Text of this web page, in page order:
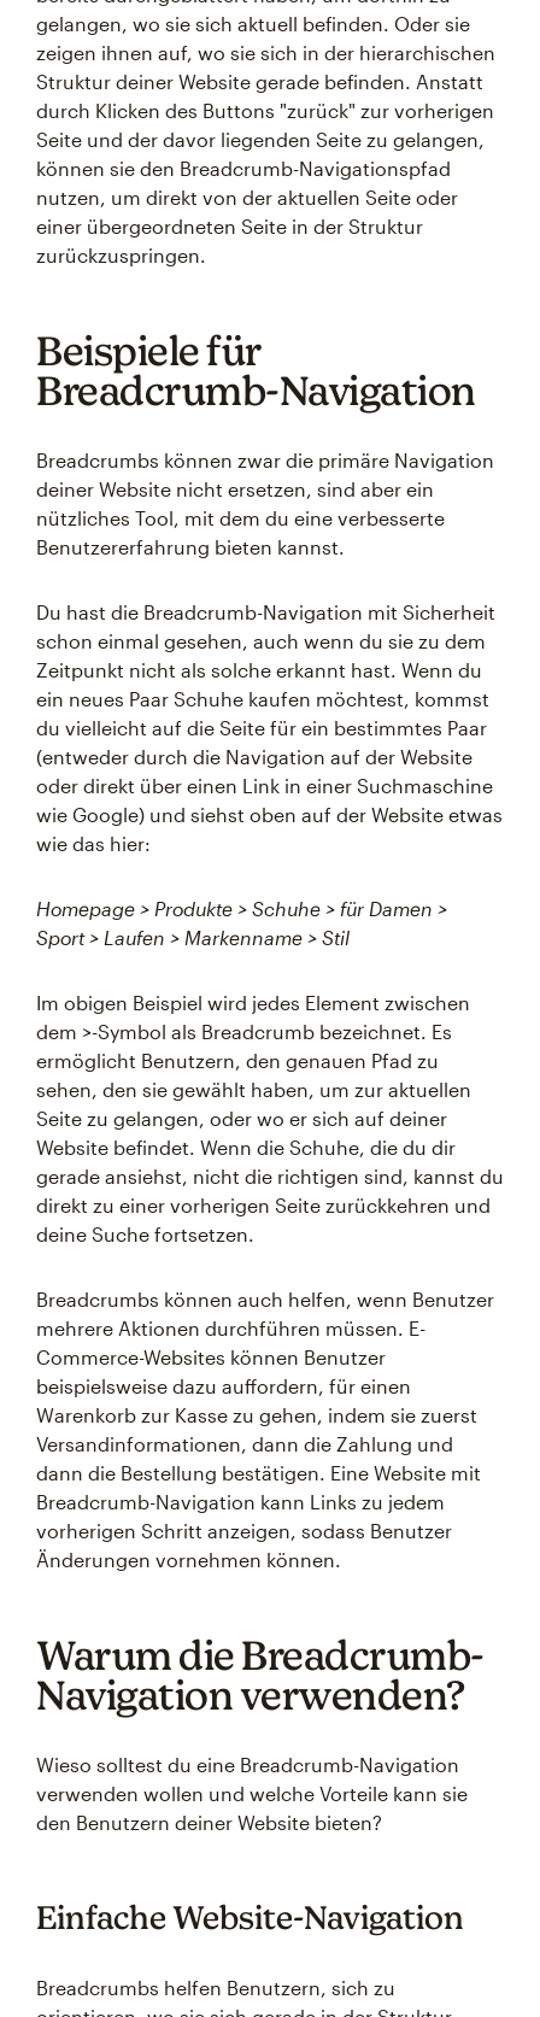
gelangen, wo sie sich aktuell befinden. Oder sie
zeigen ihnen auf, wo sie sich in der hierarchischen
Struktur deiner Website gerade befinden. Anstatt
durch Klicken des Buttons "zurück" zur vorherigen
Seite und der davor liegenden Seite zu gelangen,
können sie den Breadcrumb-Navigationspfad
nutzen, um direkt von der aktuellen Seite oder
einer übergeordneten Seite in der Struktur
zurückzuspringen.
Beispiele für
Breadcrumb-Navigation
Breadcrumbs können zwar die primäre Navigation
deiner Website nicht ersetzen, sind aber ein
nützliches Tool, mit dem du eine verbesserte
Benutzererfahrung bieten kannst.
Du hast die Breadcrumb-Navigation mit Sicherheit
schon einmal gesehen, auch wenn du sie zu dem
Zeitpunkt nicht als solche erkannt hast. Wenn du
ein neues Paar Schuhe kaufen möchtest, kommst
du vielleicht auf die Seite für ein bestimmtes Paar
(entweder durch die Navigation auf der Website
oder direkt über einen Link in einer Suchmaschine
wie Google) und siehst oben auf der Website etwas
wie das hier:
Homepage > Produkte > Schuhe > für Damen >
Sport > Laufen > Markenname > Stil
Im obigen Beispiel wird jedes Element zwischen
dem >-Symbol als Breadcrumb bezeichnet. Es
ermöglicht Benutzern, den genauen Pfad zu
sehen, den sie gewählt haben, um zur aktuellen
Seite zu gelangen, oder wo er sich auf deiner
Website befindet. Wenn die Schuhe, die du dir
gerade ansiehst, nicht die richtigen sind, kannst du
direkt zu einer vorherigen Seite zurückkehren und
deine Suche fortsetzen.
Breadcrumbs können auch helfen, wenn Benutzer
mehrere Aktionen durchführen müssen. E-
Commerce-Websites können Benutzer
beispielsweise dazu auffordern, für einen
Warenkorb zur Kasse zu gehen, indem sie zuerst
Versandinformationen, dann die Zahlung und
dann die Bestellung bestätigen. Eine Website mit
Breadcrumb-Navigation kann Links zu jedem
vorherigen Schritt anzeigen, sodass Benutzer
Änderungen vornehmen können.
Warum die Breadcrumb-
Navigation verwenden?
Wieso solltest du eine Breadcrumb-Navigation
verwenden wollen und welche Vorteile kann sie
den Benutzern deiner Website bieten?
Einfache Website-Navigation
Breadcrumbs helfen Benutzern, sich zu